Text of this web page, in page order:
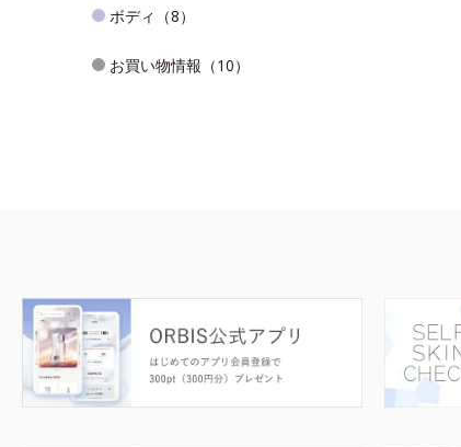
ボディ（8）
お買い物情報（10）